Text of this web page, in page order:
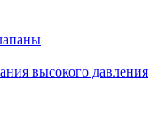
высокого давления